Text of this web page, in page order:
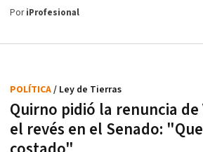
PoriProfesional
Quirno pidió la renuncia
el revés en el Senado:
POLÍTICA/ Ley de Tierras